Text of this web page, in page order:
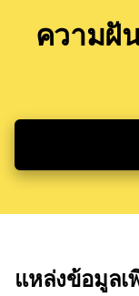
ความฝั
แหล่งข้อมูลเ